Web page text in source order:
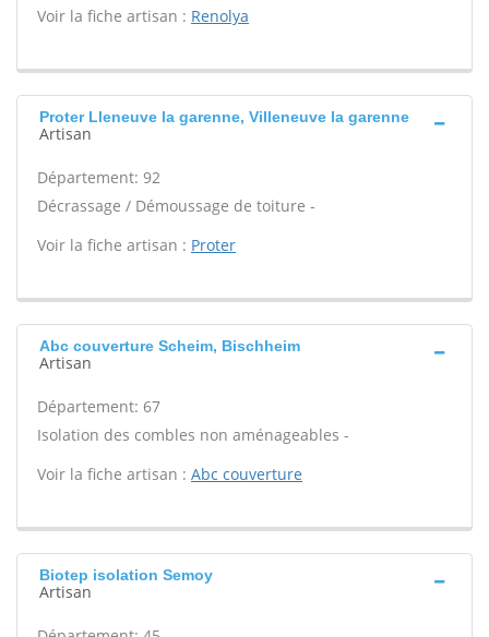
Voir la fiche artisan : Renolya
Proter Lleneuve la garenne, Villeneuve la garenne
Artisan
Département: 92
Décrassage / Démoussage de toiture -
Voir la fiche artisan : Proter
Abc couverture Scheim, Bischheim
Artisan
Département: 67
Isolation des combles non aménageables -
Voir la fiche artisan : Abc couverture
Biotep isolation Semoy
Artisan